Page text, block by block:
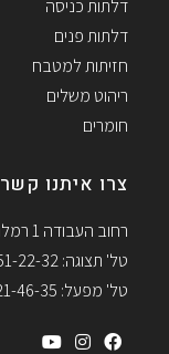
דלתות כניסה
דלתות פנים
חזיתות למטבח
ריהוט משלים
חומרים
צרו איתנו קשר
רחוב העבודה 1 רמלה 72556
טל' תצוגה: 09-951-22-32
טל' מפעל: 08-921-46-35